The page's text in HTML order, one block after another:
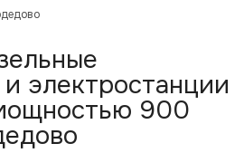
электростанции
900